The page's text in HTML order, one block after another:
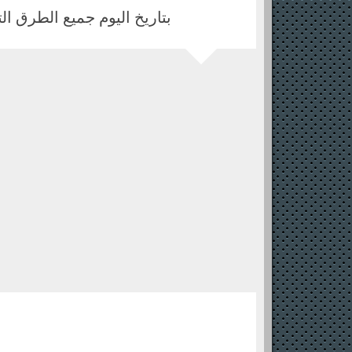
enjazit site
بتاريخ اليوم جميع الطرق التى